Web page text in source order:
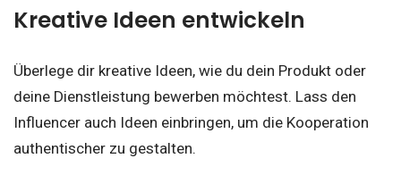
Kreative Ideen entwickeln
Überlege dir kreative Ideen, wie du dein Produkt oder
deine Dienstleistung bewerben möchtest. Lass den
Influencer auch Ideen einbringen, um die Kooperation
authentischer zu gestalten.